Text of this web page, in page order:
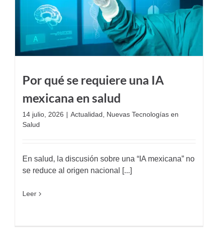
Por qué se requiere una IA
mexicana en salud
14 julio, 2026 | Actualidad
Nuevas Tecnologías en
Salud
En salud, la discusión sobre una “IA mexicana” no
se reduce al origen nacional [...]
Leer